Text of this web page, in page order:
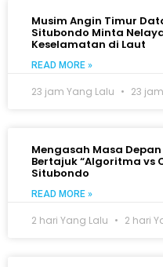
Musim Angin Timur
Situbondo Minta
Keselamatan di Laut
READ MORE »
23 jam Yang Lalu 23
Mengasah Masa Depan
Bertajuk “Algoritma vs
Situbondo
READ MORE »
2 hari Yang Lalu 2 hari